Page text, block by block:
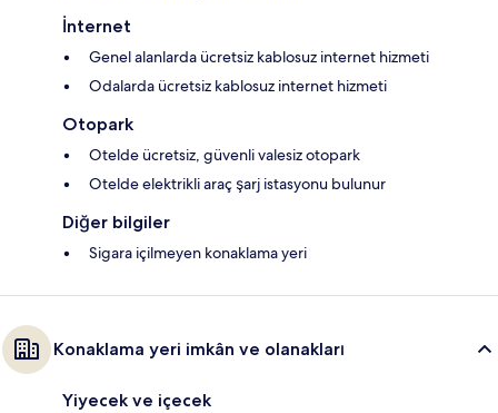
İnternet
Genel alanlarda ücretsiz kablosuz internet hizmeti
Odalarda ücretsiz kablosuz internet hizmeti
Otopark
Otelde ücretsiz, güvenli valesiz otopark
Otelde elektrikli araç şarj istasyonu bulunur
Diğer bilgiler
Sigara içilmeyen konaklama yeri
Konaklama yeri imkân ve olanakları
Yiyecek ve içecek